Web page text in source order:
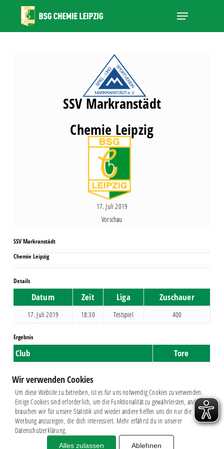
main
Menu
SSV Markranstädt
Chemie Leipzig
17. Juli 2019
Vorschau
SSV Markranstädt
Chemie Leipzig
Details
Datum Zeit Liga Zuschauer
17. Juli 2019 18:30 Testspiel 400
Ergebnis
Club Tore
Chemie Leipzig
Close
Wir verwenden Cookies
Um diese Website zu betreiben, ist es für uns notwendig Cookies zu verwenden.
Einige Cookies sind erforderlich, um die Funktionalität zu gewährleisten, andere
brauchen wir für unsere Statistik und wieder andere helfen uns dir nur die
Werbung anzuzeigen, die dich interessiert. Mehr erfährst du in unserer
Datenschutzerklärung.
Alles zulassen Ablehnen